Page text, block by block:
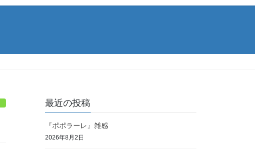
最近の投稿
『ポポラーレ』雑感
2026年8月2日